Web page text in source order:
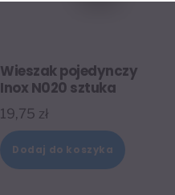
Wieszak pojedynczy
Inox N020 sztuka
19,75 zł
Dodaj do koszyka